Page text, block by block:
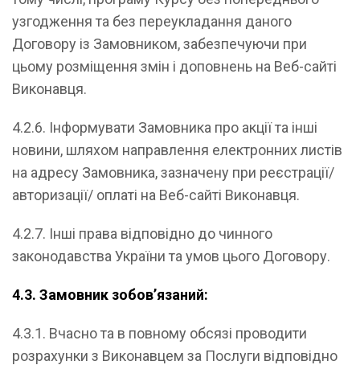
узгодження та без переукладання даного
Договору із Замовником, забезпечуючи при
цьому розміщення змін і доповнень на Веб-сайті
Виконавця.
4.2.6. Інформувати Замовника про акції та інші
новини, шляхом направлення електронних листів
на адресу Замовника, зазначену при реєстрації/
авторизації/ оплаті на Веб-сайті Виконавця.
4.2.7. Інші права відповідно до чинного
законодавства України та умов цього Договору.
4.3. Замовник зобов’язаний:
4.3.1. Вчасно та в повному обсязі проводити
розрахунки з Виконавцем за Послуги відповідно